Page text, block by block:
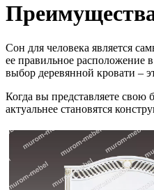
Сон для человека является
ее правильное расположение
выбор деревянной кровати –
Когда вы представляете
актуальнее становятся